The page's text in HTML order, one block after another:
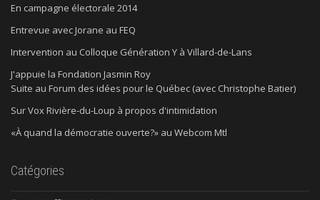
En campagne électorale 2014
Entrevue avec Jorane au FEQ
Intervention au Colloque Génération Y à Villard-de-Lans
J'appuie la Fondation Jasmin Roy
Suite au Forum des idées pour le Québec (avec Christophe Batier)
Sur Vox Rivière-du-Loup à propos d'intimidation
«À quand la démocratie ouverte?» au Webcom Mtl
Catégories